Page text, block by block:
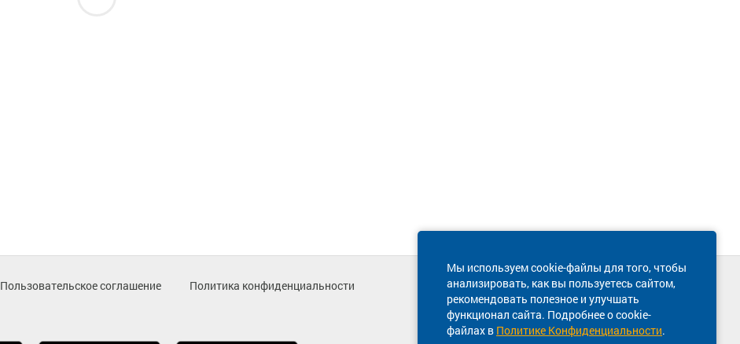
Мы используем cookie-файлы для того, чтобы
анализировать, как вы пользуетесь сайтом,
рекомендовать полезное и улучшать
функционал сайта. Подробнее о cookie-
файлах в Политике Конфиденциальности.
Пользовательское соглашение
Политика конфиденциальности
Техническая поддержка сайта
8 800 600-03-38